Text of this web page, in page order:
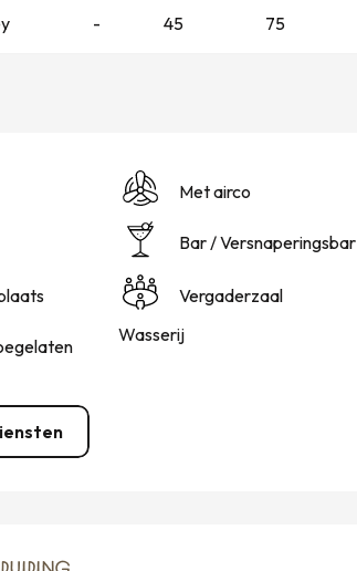
- 45 75
Met airco
Bar / Versnaperingsbar
Vergaderzaal
Wasserij